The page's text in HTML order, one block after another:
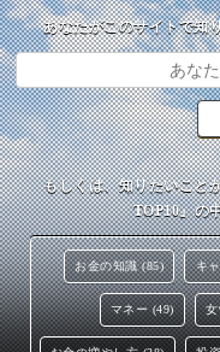
あなたがこのサイトで知
もしくは、知りたいこと
TOP10』の
お金の知識 (85) キ
マネー (49)